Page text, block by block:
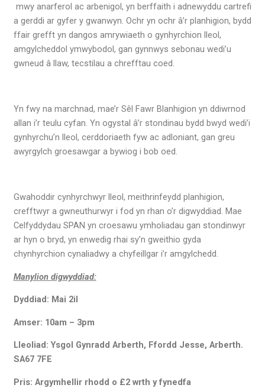
mwy anarferol ac arbenigol, yn berffaith i adnewyddu cartrefi
a gerddi ar gyfer y gwanwyn. Ochr yn ochr â’r planhigion, bydd
ffair grefft yn dangos amrywiaeth o gynhyrchion lleol,
amgylcheddol ymwybodol, gan gynnwys sebonau wedi’u
gwneud â llaw, tecstilau a chrefftau coed.
Yn fwy na marchnad, mae’r Sêl Fawr Blanhigion yn ddiwrnod
allan i’r teulu cyfan. Yn ogystal â’r stondinau bydd bwyd wedi’i
gynhyrchu’n lleol, cerddoriaeth fyw ac adloniant, gan greu
awyrgylch groesawgar a bywiog i bob oed.
Gwahoddir cynhyrchwyr lleol, meithrinfeydd planhigion,
crefftwyr a gwneuthurwyr i fod yn rhan o’r digwyddiad. Mae
Celfyddydau SPAN yn croesawu ymholiadau gan stondinwyr
ar hyn o bryd, yn enwedig rhai sy’n gweithio gyda
chynhyrchion cynaliadwy a chyfeillgar i’r amgylchedd.
Manylion digwyddiad:
Dyddiad: Mai 2il
Amser: 10am – 3pm
Lleoliad: Ysgol Gynradd Arberth, Ffordd Jesse, Arberth.
SA67 7FE
Pris: Argymhellir rhodd o £2 wrth y fynedfa